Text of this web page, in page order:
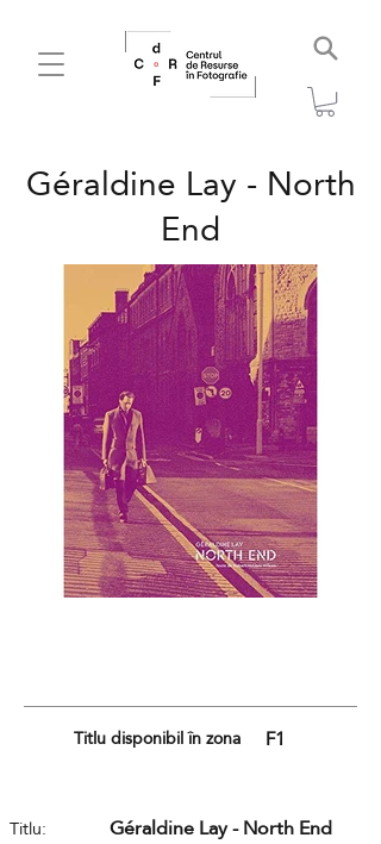
Géraldine Lay - North
End
Titlu disponibil în zona F1
Titlu: Géraldine Lay - North End